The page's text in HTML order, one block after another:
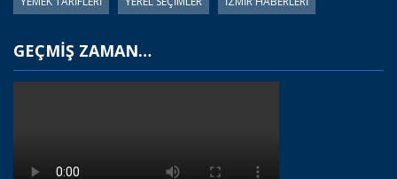
GEÇMİŞ ZAMAN…